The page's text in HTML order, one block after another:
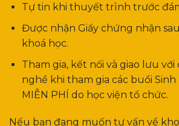
Tự tin khi thuyết trình trước
Được nhận Giấy chứng nhận
khoá học.
Tham gia, kết nối và giao lưu
nghề khi tham gia các buổi
MIỄN PHÍ do học viện tổ chức.
Nếu bạn đang muốn tư vấn về